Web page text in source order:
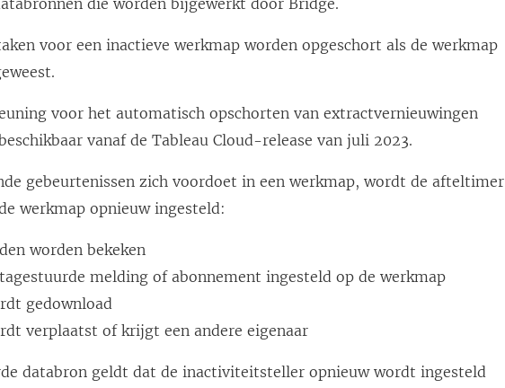
die worden bijgewerkt door Bridge.
voor een inactieve werkmap worden opgeschort als de werkmap
voor het automatisch opschorten van extractvernieuwingen
vanaf de Tableau Cloud-release van juli 2023.
gebeurtenissen zich voordoet in een werkmap, wordt de afteltimer
werkmap opnieuw ingesteld:
worden bekeken
melding of abonnement ingesteld op de werkmap
gedownload
verplaatst of krijgt een andere eigenaar
databron geldt dat de inactiviteitsteller opnieuw wordt ingesteld